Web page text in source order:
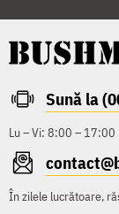
Sună la
Lu – Vi: 8:00 – 17:00
În zilele lucrătoare,